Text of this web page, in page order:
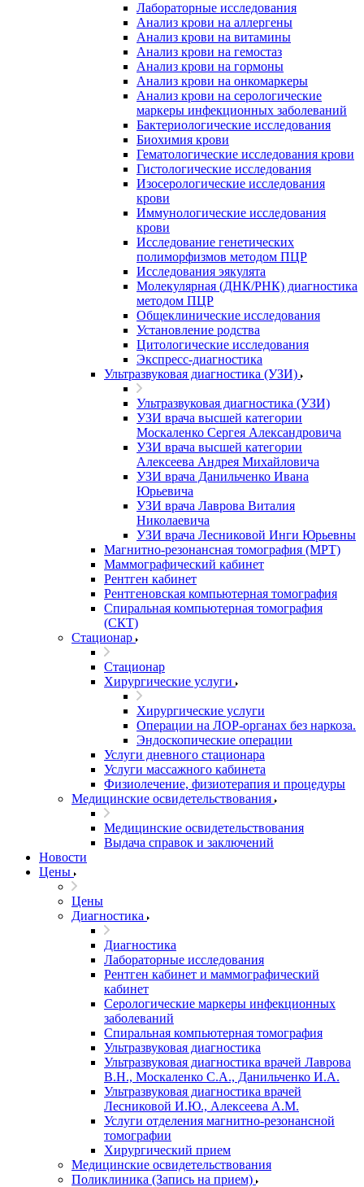
Лабораторные исследования
Анализ крови на аллергены
Анализ крови на витамины
Анализ крови на гемостаз
Анализ крови на гормоны
Анализ крови на онкомаркеры
Анализ крови на серологические
маркеры инфекционных заболеваний
Бактериологические исследования
Биохимия крови
Гематологические исследования крови
Гистологические исследования
Изосерологические исследования
крови
Иммунологические исследования
крови
Исследование генетических
полиморфизмов методом ПЦР
Исследования эякулята
Молекулярная (ДНК/РНК) диагностика
методом ПЦР
Общеклинические исследования
Установление родства
Цитологические исследования
Экспресс-диагностика
Ультразвуковая диагностика (УЗИ)
Ультразвуковая диагностика (УЗИ)
УЗИ врача высшей категории
Москаленко Сергея Александровича
УЗИ врача высшей категории
Алексеева Андрея Михайловича
УЗИ врача Данильченко Ивана
Юрьевича
УЗИ врача Лаврова Виталия
Николаевича
УЗИ врача Лесниковой Инги Юрьевны
Магнитно-резонансная томография (МРТ)
Маммографический кабинет
Рентген кабинет
Рентгеновская компьютерная томография
Спиральная компьютерная томография
(СКТ)
Стационар
Стационар
Хирургические услуги
Хирургические услуги
Операции на ЛОР-органах без наркоза.
Эндоскопические операции
Услуги дневного стационара
Услуги массажного кабинета
Физиолечение, физиотерапия и процедуры
Медицинские освидетельствования
Медицинские освидетельствования
Выдача справок и заключений
Новости
Цены
Цены
Диагностика
Диагностика
Лабораторные исследования
Рентген кабинет и маммографический
кабинет
Серологические маркеры инфекционных
заболеваний
Спиральная компьютерная томография
Ультразвуковая диагностика
Ультразвуковая диагностика врачей Лаврова
В.Н., Москаленко С.А., Данильченко И.А.
Ультразвуковая диагностика врачей
Лесниковой И.Ю., Алексеева А.М.
Услуги отделения магнитно-резонансной
томографии
Хирургический прием
Медицинские освидетельствования
Поликлиника (Запись на прием)